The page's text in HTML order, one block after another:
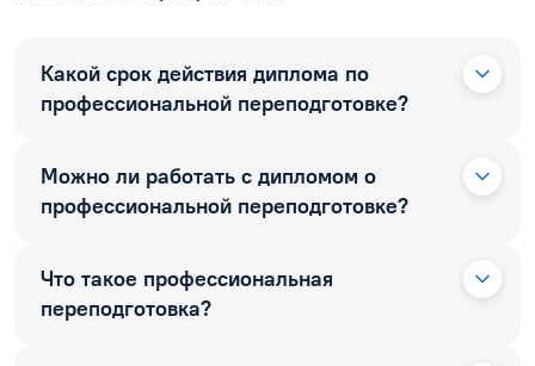
Какой срок действия диплома по
профессиональной переподготовке?
Можно ли работать с дипломом о
профессиональной переподготовке?
Что такое профессиональная
переподготовка?